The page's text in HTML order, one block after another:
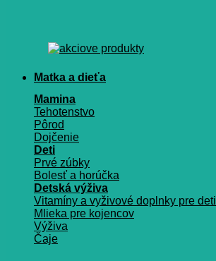
Matka a dieťa
Mamina
Tehotenstvo
Pôrod
Dojčenie
Deti
Prvé zúbky
Bolesť a horúčka
Detská výživa
Vitamíny a vyživové doplnky pre deti
Mlieka pre kojencov
Výživa
Čaje